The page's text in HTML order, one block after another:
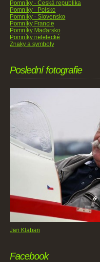
Pomníky - Česká republika
Pomníky - Polsko
Pomníky - Slovensko
Pomníky Francie
Pomníky Maďarsko
Pomníky neletecké
Znaky a symboly
Poslední fotografie
Jan Klaban
Facebook